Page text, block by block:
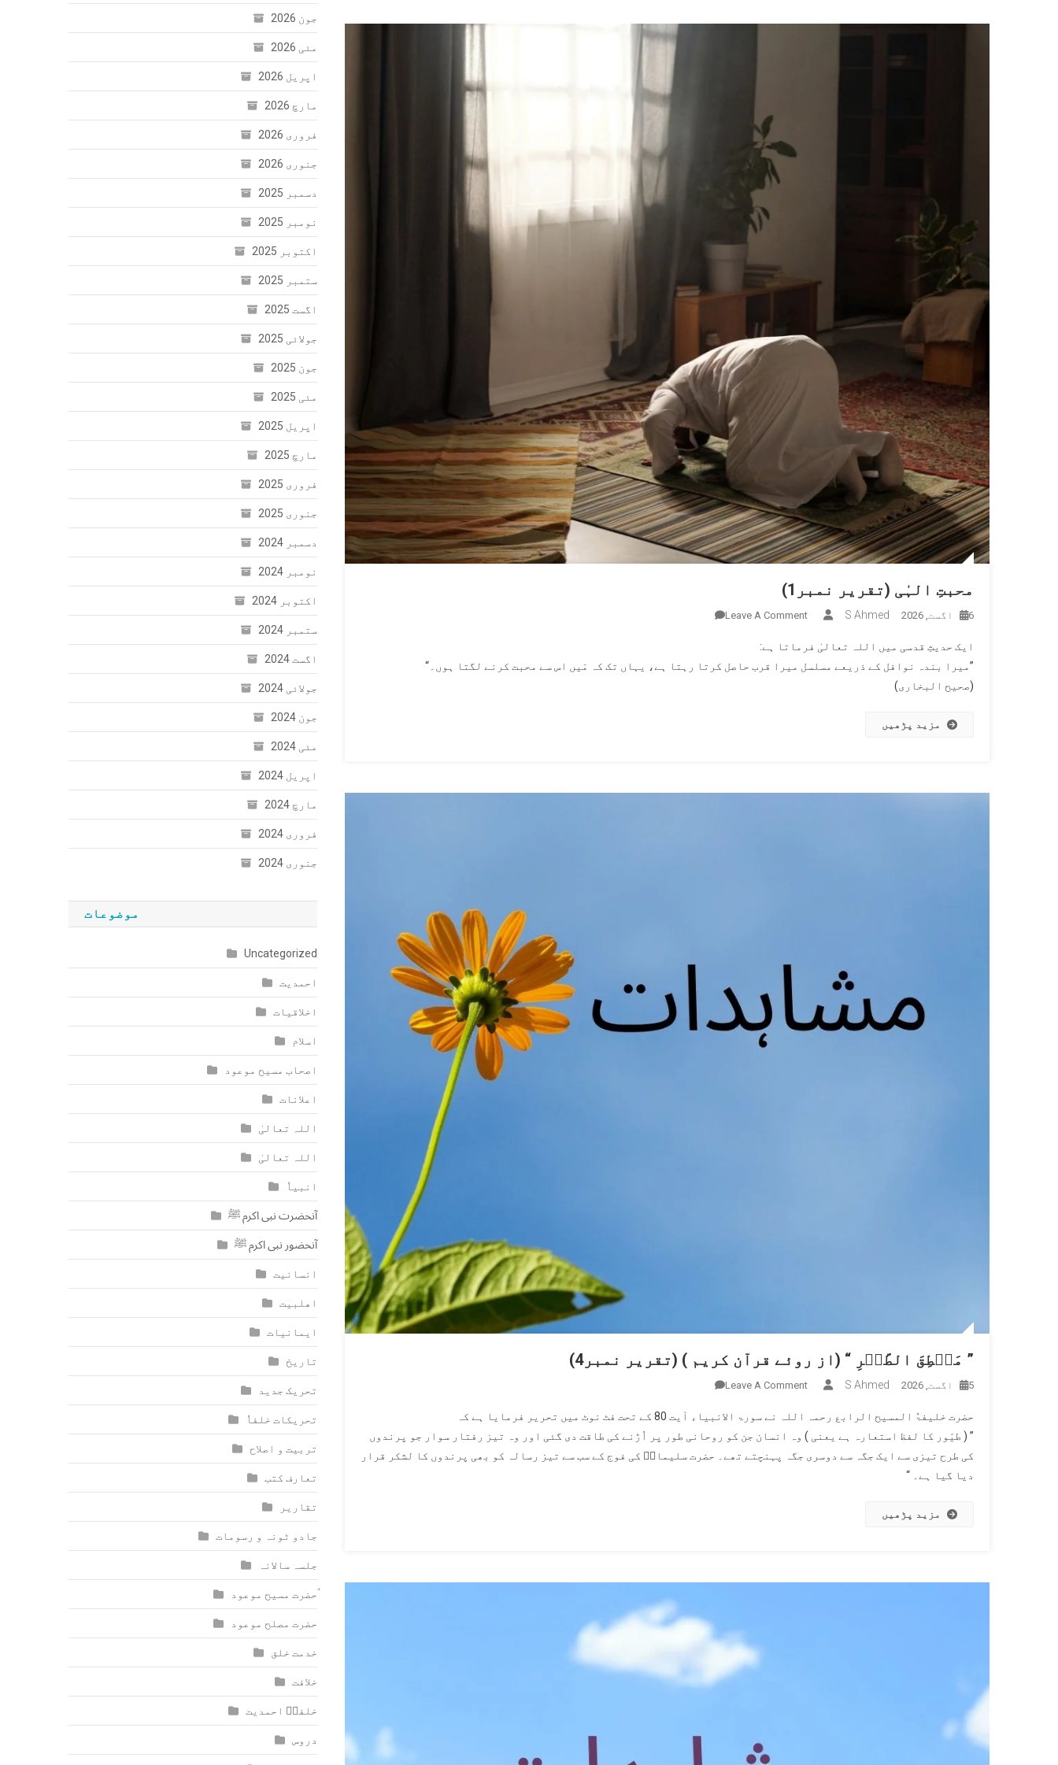
محبتِ الہٰی (تقریر نمبر1)
6 اگست, 2026 S Ahmed
Leave A Comment
(تقریر
ایک حدیثِ قدسی میں اللہ تعالیٰ فرماتا ہے:
”میرا بندہ نوافل کے ذریعے مسلسل میرا قرب حاصل کرتا رہتا ہے، یہاں تک کہ مَیں اس سے محبت کرنے لگتا ہوں۔“
(صحیح البخاری)
مزید پڑھیں
” مَنۡطِقَ الطَّیۡرِ “ (از روئے قرآن کریم ) (تقریر نمبر4)
5 اگست, 2026 S Ahmed
Leave A Comment
مَنۡطِقَ
الطَّیۡرِ
“
نمبر4)
حضرت خلیفۃُ المسیح الرابع رحمہ اللہ نے سورۃ الانبیاء آیت 80 کے تحت فٹ نوٹ میں تحریر فرمایا ہے کہ
” ( طیّور کا لفظ استعارہ ہے یعنی ) وہ انسان جن کو روحانی طور پر اُڑنے کی طاقت دی گئی اور وہ تیز رفتار سوار جو پرندوں
کی طرح تیزی سے ایک جگہ سے دوسری جگہ پہنچتے تھے۔ حضرت سلیمانؑ کی فوج کے سب سے تیز رسالہ کو بھی پرندوں کا لشکر قرار
دیا گیا ہے۔ “
مزید پڑھیں
جون 2026
مئی 2026
اپریل 2026
مارچ 2026
فروری 2026
جنوری 2026
دسمبر 2025
نومبر 2025
اکتوبر 2025
ستمبر 2025
اگست 2025
جولائی 2025
جون 2025
مئی 2025
اپریل 2025
مارچ 2025
فروری 2025
جنوری 2025
دسمبر 2024
نومبر 2024
اکتوبر 2024
ستمبر 2024
اگست 2024
جولائی 2024
جون 2024
مئی 2024
اپریل 2024
مارچ 2024
فروری 2024
جنوری 2024
موضوعات
Uncategorized
احمدیت
اخلاقیات
اسلام
اصحاب مسیح موعود
اعلانات
اللہ تعالیٰ
اللہ تعالیٰ
انبیاٗ
آنحضرت نبی اکرم ﷺ
آنحضور نبی اکرم ﷺ
انسانیت
اھلبیت
ایمانیات
تاریخ
تحریک جدید
تحریکات خلفاٗ
تربیت و اصلاح
تعارف کتب
تقاریر
جادو ٹونہ و رسومات
جلسہ سالانہ
ٰؑحضرت مسیح موعود
حضرت مصلح موعود
خدمت خلق
خلافت
خلفاؑ احمدیت
دروس